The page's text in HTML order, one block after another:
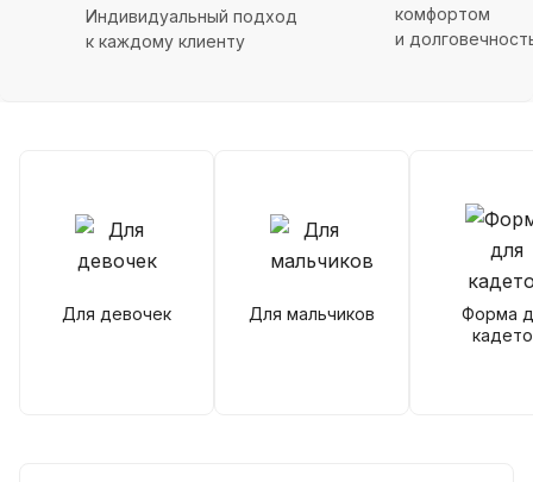
Индивидуальный подход
к каждому клиенту
комфортом
и
Для девочек Для мальчиков
Форма